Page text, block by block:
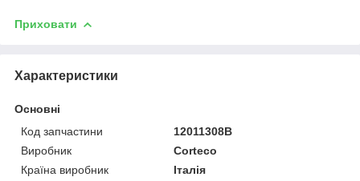
Приховати
Характеристики
Основні
Код запчастини
12011308B
Виробник
Corteco
Країна виробник
Італія